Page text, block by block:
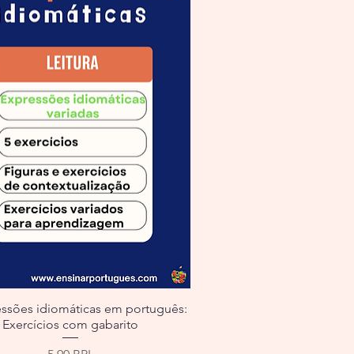
idiomáticas em português:
Exercícios com gabarito